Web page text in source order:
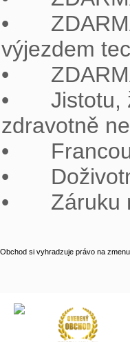
•	ZDARMA 100% servis v podobě sítě specializovaných firem s operativním
výjezdem
•	ZDARMA širokou marketingovou podporu pro partnery
•	Jistotu, že žádné tonery OWA ARMOR neporušují patenty a jsou
zdravotně
•	Francouzskou kvalitu prověřenou mezinárodními certifikáty.
•	Doživotní záruku na tonery OWA ARMOR.
•
Obchod si vyhradzuje právo na